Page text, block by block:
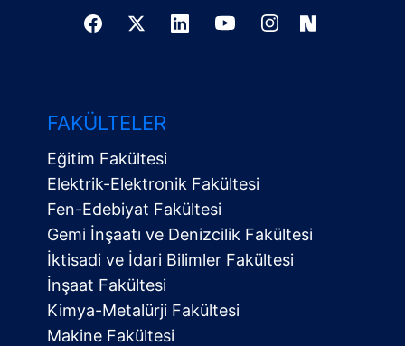
FAKÜLTELER
Eğitim Fakültesi
Elektrik-Elektronik Fakültesi
Fen-Edebiyat Fakültesi
Gemi İnşaatı ve Denizcilik Fakültesi
İktisadi ve İdari Bilimler Fakültesi
İnşaat Fakültesi
Kimya-Metalürji Fakültesi
Makine Fakültesi